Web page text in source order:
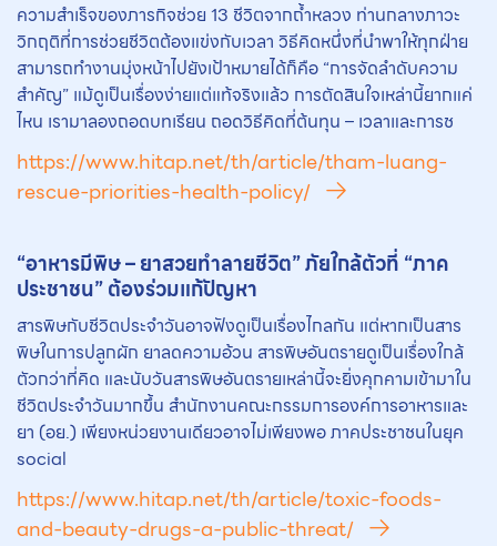
ความสำเร็จของภารกิจช่วย 13 ชีวิตจากถ้ำหลวง ท่านกลางภาวะ
วิกฤติที่การช่วยชีวิตต้องแข่งกับเวลา วิธีคิดหนึ่งที่นำพาให้ทุกฝ่าย
สามารถทำงานมุ่งหน้าไปยังเป้าหมายได้ก็คือ “การจัดลำดับความ
สำคัญ” แม้ดูเป็นเรื่องง่ายแต่แท้จริงแล้ว การตัดสินใจเหล่านี้ยากแค่
ไหน เรามาลองถอดบทเรียน ถอดวิธีคิดที่ต้นทุน – เวลาและการช
https://www.hitap.net/th/article/tham-luang-
rescue-priorities-health-policy/
“อาหารมีพิษ – ยาสวยทำลายชีวิต” ภัยใกล้ตัวที่ “ภาค
ประชาชน” ต้องร่วมแก้ปัญหา
สารพิษกับชีวิตประจำวันอาจฟังดูเป็นเรื่องไกลกัน แต่หากเป็นสาร
พิษในการปลูกผัก ยาลดความอ้วน สารพิษอันตรายดูเป็นเรื่องใกล้
ตัวกว่าที่คิด และนับวันสารพิษอันตรายเหล่านี้จะยิ่งคุกคามเข้ามาใน
ชีวิตประจำวันมากขึ้น สำนักงานคณะกรรมการองค์การอาหารและ
ยา (อย.) เพียงหน่วยงานเดียวอาจไม่เพียงพอ ภาคประชาชนในยุค
social
https://www.hitap.net/th/article/toxic-foods-
and-beauty-drugs-a-public-threat/